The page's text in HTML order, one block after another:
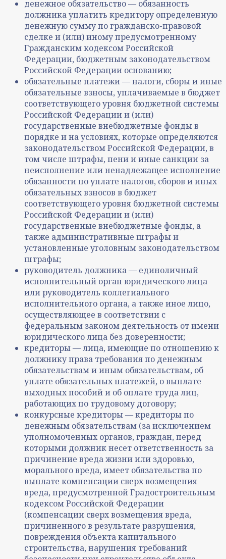
денежное обязательство — обязанность
должника уплатить кредитору определенную
денежную сумму по гражданско-правовой
сделке и (или) иному предусмотренному
Гражданским кодексом Российской
Федерации, бюджетным законодательством
Российской Федерации основанию;
обязательные платежи — налоги, сборы и иные
обязательные взносы, уплачиваемые в бюджет
соответствующего уровня бюджетной системы
Российской Федерации и (или)
государственные внебюджетные фонды в
порядке и на условиях, которые определяются
законодательством Российской Федерации, в
том числе штрафы, пени и иные санкции за
неисполнение или ненадлежащее исполнение
обязанности по уплате налогов, сборов и иных
обязательных взносов в бюджет
соответствующего уровня бюджетной системы
Российской Федерации и (или)
государственные внебюджетные фонды, а
также административные штрафы и
установленные уголовным законодательством
штрафы;
руководитель должника — единоличный
исполнительный орган юридического лица
или руководитель коллегиального
исполнительного органа, а также иное лицо,
осуществляющее в соответствии с
федеральным законом деятельность от имени
юридического лица без доверенности;
кредиторы — лица, имеющие по отношению к
должнику права требования по денежным
обязательствам и иным обязательствам, об
уплате обязательных платежей, о выплате
выходных пособий и об оплате труда лиц,
работающих по трудовому договору;
конкурсные кредиторы — кредиторы по
денежным обязательствам (за исключением
уполномоченных органов, граждан, перед
которыми должник несет ответственность за
причинение вреда жизни или здоровью,
морального вреда, имеет обязательства по
выплате компенсации сверх возмещения
вреда, предусмотренной Градостроительным
кодексом Российской Федерации
(компенсации сверх возмещения вреда,
причиненного в результате разрушения,
повреждения объекта капитального
строительства, нарушения требований